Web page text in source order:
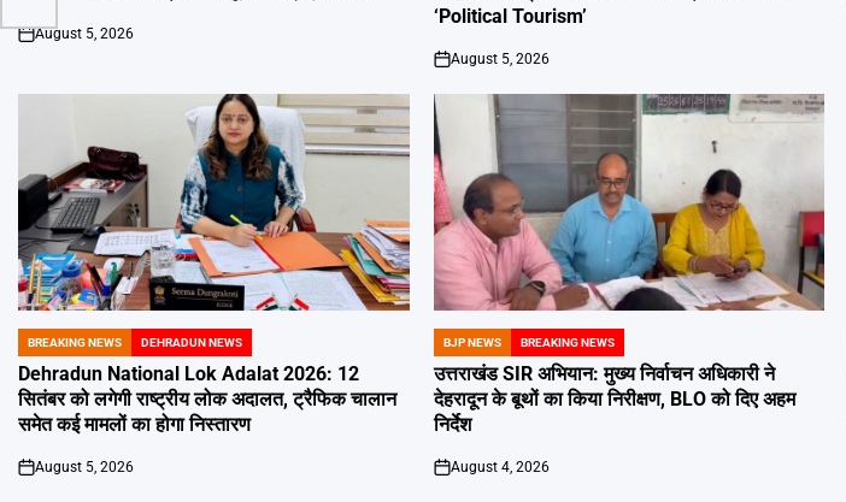
on
August 5, 2026
‘Political Tourism’
on
August 5, 2026
POSTED
IN
BREAKING NEWS DEHRADUN NEWS
Dehradun National Lok Adalat 2026: 12
सितंबर को लगेगी राष्ट्रीय लोक अदालत, ट्रैफिक चालान
समेत कई मामलों का होगा निस्तारण
on
August 5, 2026
POSTED
IN
BJP NEWS BREAKING NEWS
उत्तराखंड SIR अभियान: मुख्य निर्वाचन अधिकारी ने
देहरादून के बूथों का किया निरीक्षण, BLO को दिए अहम
निर्देश
on
August 4, 2026